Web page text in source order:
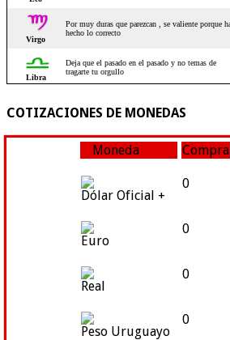
COTIZACIONES DE MONEDAS
Moneda Compra
Dólar Oficial +
0
Euro
0
Real
0
Peso Uruguayo
0